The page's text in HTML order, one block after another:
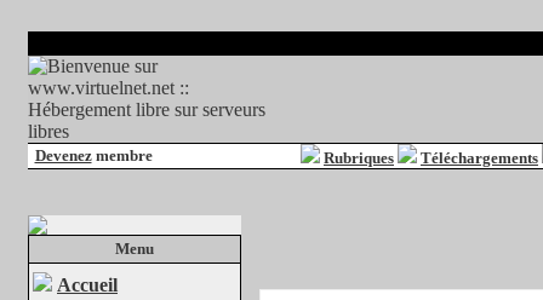
Devenezmembre Rubriques Téléchargements
Menu
Accueil